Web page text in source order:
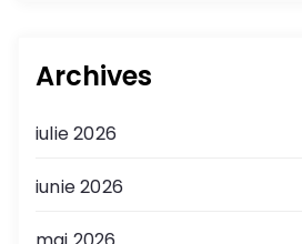
Archives
iulie 2026
iunie 2026